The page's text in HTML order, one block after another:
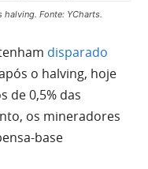
halving. Fonte: YCharts.
disparado
o halving, hoje
de 0,5% das
os mineradores
base